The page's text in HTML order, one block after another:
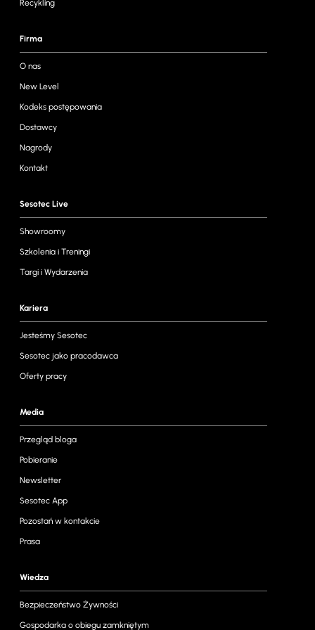
Recykling
Firma
O nas
New Level
Kodeks postępowania
Dostawcy
Nagrody
Kontakt
Sesotec Live
Showroomy
Szkolenia i Treningi
Targi i Wydarzenia
Kariera
Jesteśmy Sesotec
Sesotec jako pracodawca
Oferty pracy
Media
Przegląd bloga
Pobieranie
Newsletter
Sesotec App
Pozostań w kontakcie
Prasa
Wiedza
Bezpieczeństwo Żywności
Gospodarka o obiegu zamkniętym